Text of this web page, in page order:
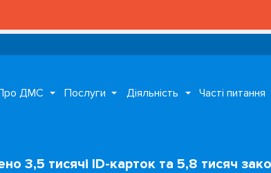
ДМС Послуги Діяльність Часті питання
3,5 тисячі ID-карток та 5,8 тисяч